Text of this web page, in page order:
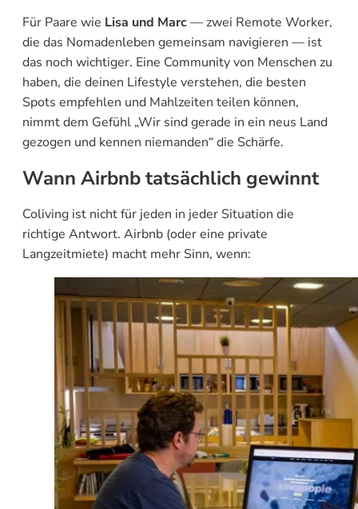
Für Paare wie Lisa und Marc— zwei Remote Worker,
die das Nomadenleben gemeinsam navigieren — ist
das noch wichtiger. Eine Community von Menschen zu
haben, die deinen Lifestyle verstehen, die besten
Spots empfehlen und Mahlzeiten teilen können,
nimmt dem Gefühl „Wir sind gerade in ein neus Land
gezogen und kennen niemanden“ die Schärfe.
Wann Airbnb tatsächlich gewinnt
Coliving ist nicht für jeden in jeder Situation die
richtige Antwort. Airbnb (oder eine private
Langzeitmiete) macht mehr Sinn, wenn: